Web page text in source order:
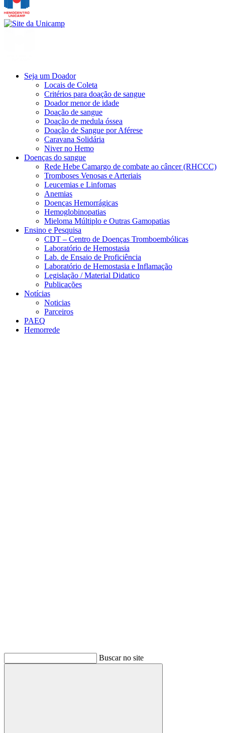
Seja um Doador
Locais de Coleta
Critérios para doação de sangue
Doador menor de idade
Doação de sangue
Doação de medula óssea
Doação de Sangue por Aférese
Caravana Solidária
Niver no Hemo
Doenças do sangue
Rede Hebe Camargo de combate ao câncer (RHCCC)
Tromboses Venosas e Arteriais
Leucemias e Linfomas
Anemias
Doenças Hemorrágicas
Hemoglobinopatias
Mieloma Múltiplo e Outras Gamopatias
Ensino e Pesquisa
CDT – Centro de Doenças Tromboembólicas
Laboratório de Hemostasia
Lab. de Ensaio de Proficiência
Laboratório de Hemostasia e Inflamação
Legislação / Material Didatico
Publicações
Notícias
Noticias
Parceiros
PAEQ
Hemorrede
Buscar no site